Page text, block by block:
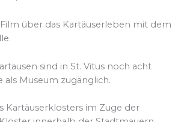
über das Kartäuserleben mit dem
sind in St. Vitus noch acht
Museum zugänglich.
Kartäuserklosters im Zuge der